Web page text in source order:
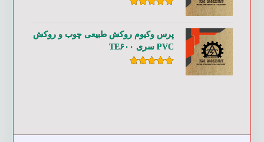
پرس وکیوم روکش طبیعی چوب و روکش
PVC سری TE۶۰۰